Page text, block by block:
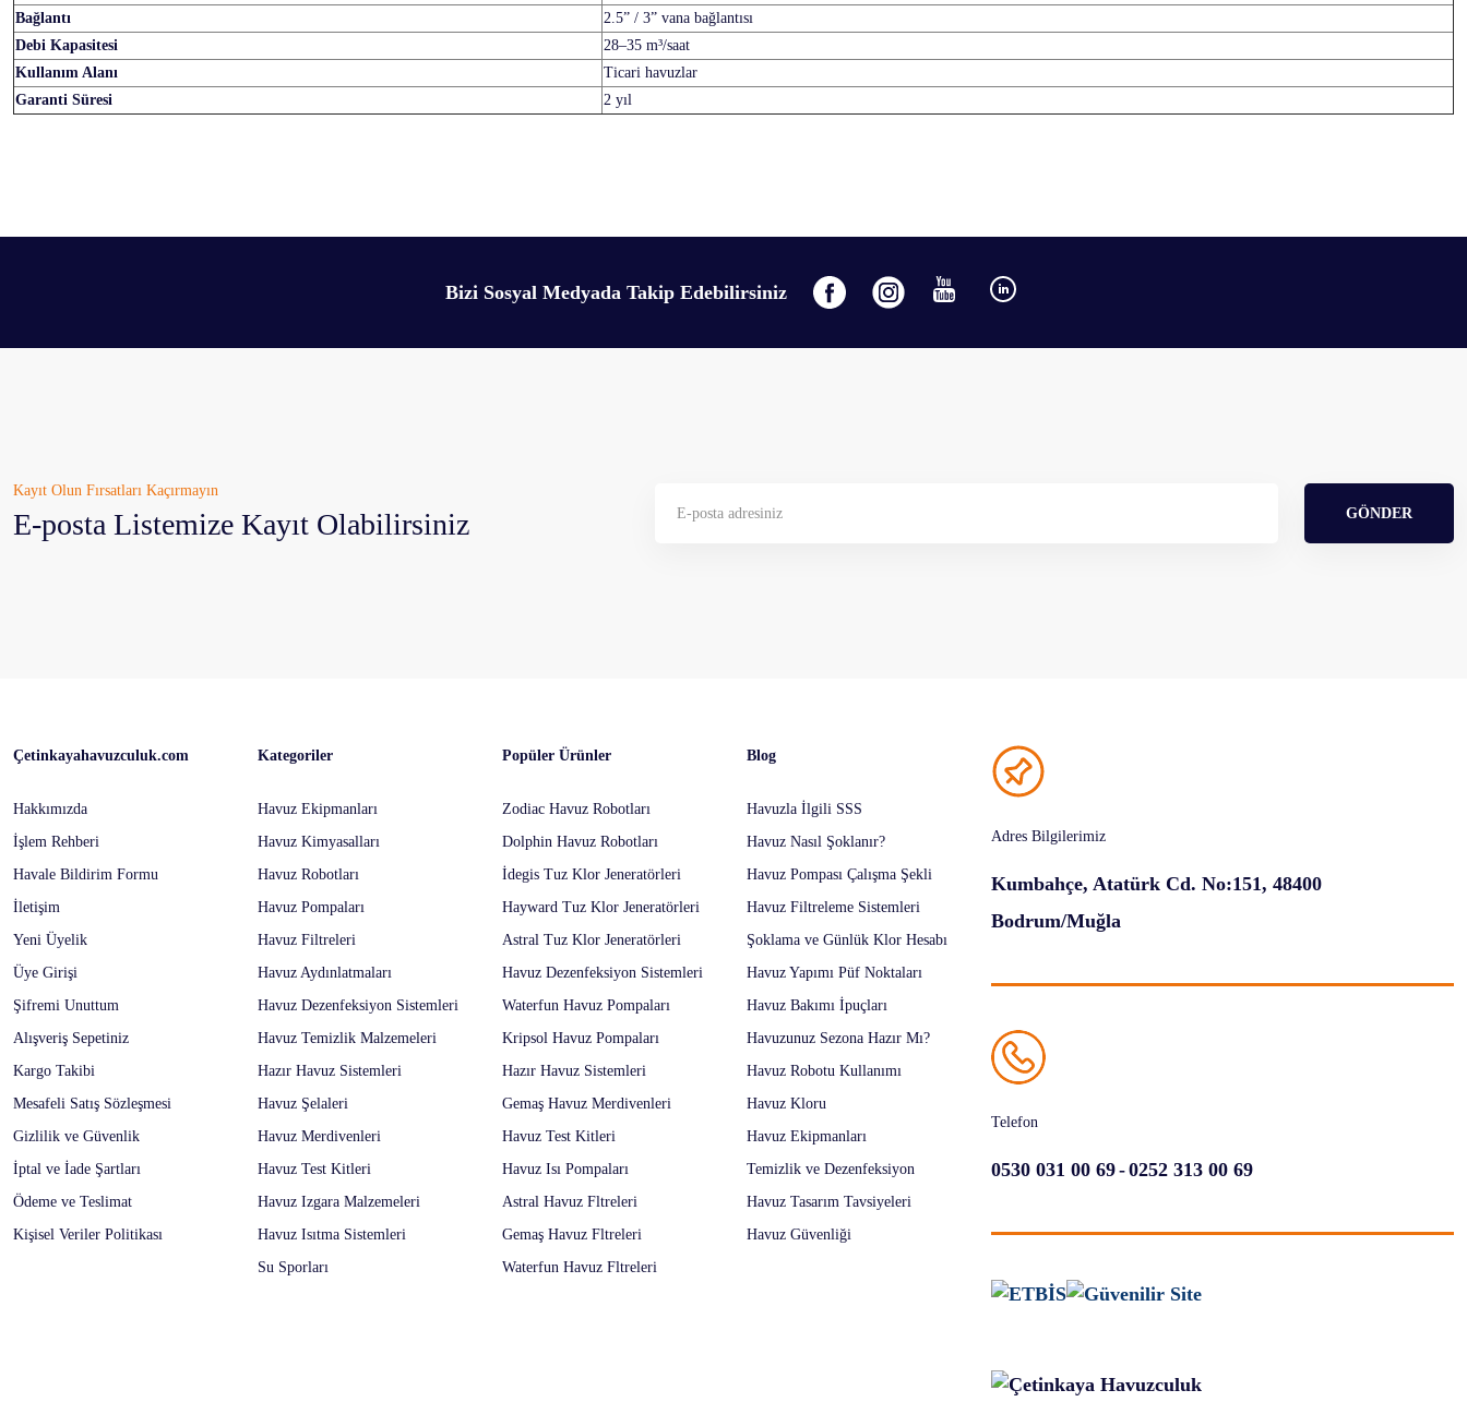
Bağlantı
2.5” / 3” vana bağlantısı
Debi Kapasitesi
28–35 m³/saat
Kullanım Alanı
Ticari havuzlar
Garanti Süresi
2 yıl
Yorum Yaz
Ürün bilgilerinde hatalar bulunuyor.
Bizi Sosyal Medyada Takip Edebilirsiniz
Kayıt Olun Fırsatları Kaçırmayın
E-posta Listemize Kayıt Olabilirsiniz GÖNDER
Çetinkayahavuzculuk.com
Hakkımızda
İşlem Rehberi
Havale Bildirim Formu
İletişim
Yeni Üyelik
Üye Girişi
Şifremi Unuttum
Alışveriş Sepetiniz
Kargo Takibi
Mesafeli Satış Sözleşmesi
Gizlilik ve Güvenlik
İptal ve İade Şartları
Ödeme ve Teslimat
Kişisel Veriler Politikası
Kategoriler
Havuz Ekipmanları
Havuz Kimyasalları
Havuz Robotları
Havuz Pompaları
Havuz Filtreleri
Havuz Aydınlatmaları
Havuz Dezenfeksiyon Sistemleri
Havuz Temizlik Malzemeleri
Hazır Havuz Sistemleri
Havuz Şelaleri
Havuz Merdivenleri
Havuz Test Kitleri
Havuz Izgara Malzemeleri
Havuz Isıtma Sistemleri
Su Sporları
Popüler Ürünler
Zodiac Havuz Robotları
Dolphin Havuz Robotları
İdegis Tuz Klor Jeneratörleri
Hayward Tuz Klor Jeneratörleri
Astral Tuz Klor Jeneratörleri
Havuz Dezenfeksiyon Sistemleri
Waterfun Havuz Pompaları
Kripsol Havuz Pompaları
Hazır Havuz Sistemleri
Gemaş Havuz Merdivenleri
Havuz Test Kitleri
Havuz Isı Pompaları
Astral Havuz Fltreleri
Gemaş Havuz Fltreleri
Waterfun Havuz Fltreleri
Blog
Havuzla İlgili SSS
Havuz Nasıl Şoklanır?
Havuz Pompası Çalışma Şekli
Havuz Filtreleme Sistemleri
Şoklama ve Günlük Klor Hesabı
Havuz Yapımı Püf Noktaları
Havuz Bakımı İpuçları
Havuzunuz Sezona Hazır Mı?
Havuz Robotu Kullanımı
Havuz Kloru
Havuz Ekipmanları
Temizlik ve Dezenfeksiyon
Havuz Tasarım Tavsiyeleri
Havuz Güvenliği
Adres Bilgilerimiz
Kumbahçe, Atatürk Cd. No:151, 48400
Bodrum/Muğla
Telefon
0530 031 00 69-0252 313 00 69